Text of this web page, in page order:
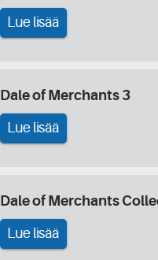
Lue lisää
Dale of Merchants 3
Lue lisää
Dale of Merchants
Lue lisää